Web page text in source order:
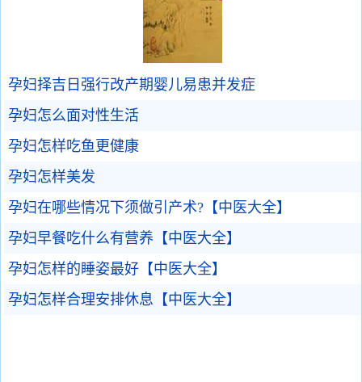
孕妇择吉日强行改产期婴儿易患并发症
孕妇怎么面对性生活
孕妇怎样吃鱼更健康
孕妇怎样美发
孕妇在哪些情况下须做引产术?【中医大全】
孕妇早餐吃什么有营养【中医大全】
孕妇怎样的睡姿最好【中医大全】
孕妇怎样合理安排休息【中医大全】